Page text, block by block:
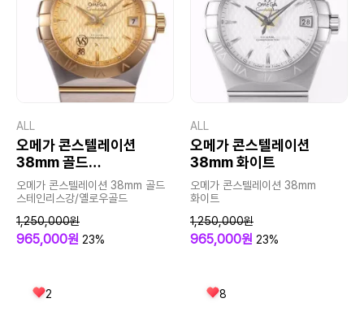
ALL
오메가 콘스텔레이션
38mm 골드
스테인리스강/옐로우골드
오메가 콘스텔레이션 38mm 골드
스테인리스강/옐로우골드
1,250,000원
965,000원 23%
2
ALL
오메가 콘스텔레이션
38mm 화이트
오메가 콘스텔레이션 38mm
화이트
1,250,000원
965,000원 23%
8